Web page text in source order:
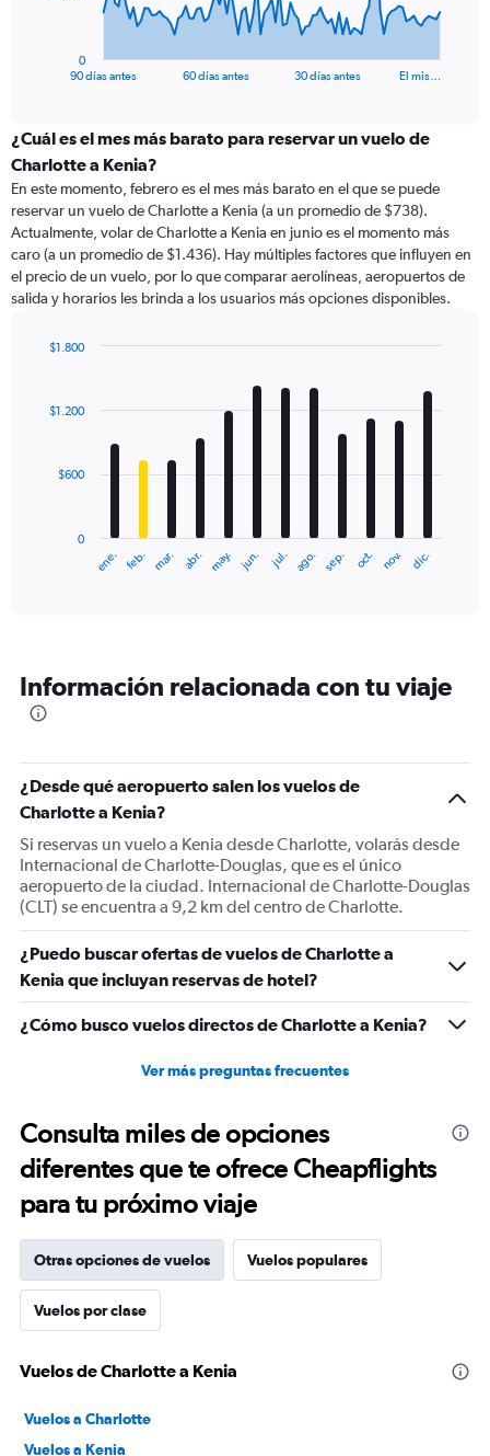
categories.
Range:
categories.
The
chart
has
1
Y
displaying
90 días antes 60 días antes 30 días antes El mis…
0
¿Cuál es el mes más barato para reservar un vuelo de
Charlotte a Kenia?
En este momento, febrero es el mes más barato en el que se puede
reservar un vuelo de Charlotte a Kenia (a un promedio de $738).
Actualmente, volar de Charlotte a Kenia en junio es el momento más
caro (a un promedio de $1.436). Hay múltiples factores que influyen en
el precio de un vuelo, por lo que comparar aerolíneas, aeropuertos de
salida y horarios les brinda a los usuarios más opciones disponibles.
with
12
The
categories.
The
Y
axis
values.
Range:
0
to
ene. feb. mar. abr. may. jun. jul. ago. sep. oct. nov. dic.
0
$600
$1.200
$1.800
Información relacionada con tu viaje
¿Desde qué aeropuerto salen los vuelos de
Charlotte a Kenia?
Si reservas un vuelo a Kenia desde Charlotte, volarás desde
Internacional de Charlotte-Douglas, que es el único
aeropuerto de la ciudad. Internacional de Charlotte-Douglas
(CLT) se encuentra a 9,2 km del centro de Charlotte.
¿Puedo buscar ofertas de vuelos de Charlotte a
Kenia que incluyan reservas de hotel?
¿Cómo busco vuelos directos de Charlotte a Kenia?
Ver más preguntas frecuentes
Consulta miles de opciones
diferentes que te ofrece Cheapflights
para tu próximo viaje
Otras opciones de vuelos Vuelos populares
Vuelos por clase
Vuelos de Charlotte a Kenia
Vuelos a Charlotte
Vuelos a Kenia